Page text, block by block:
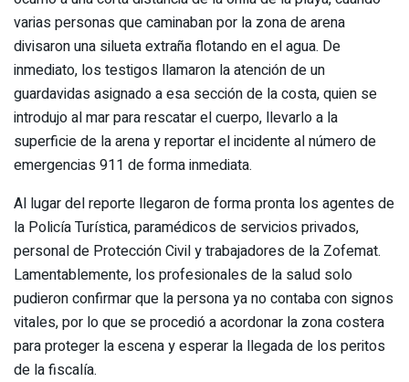
varias personas que caminaban por la zona de arena
divisaron una silueta extraña flotando en el agua. De
inmediato, los testigos llamaron la atención de un
guardavidas asignado a esa sección de la costa, quien se
introdujo al mar para rescatar el cuerpo, llevarlo a la
superficie de la arena y reportar el incidente al número de
emergencias 911 de forma inmediata.
Al lugar del reporte llegaron de forma pronta los agentes de
la Policía Turística, paramédicos de servicios privados,
personal de Protección Civil y trabajadores de la Zofemat.
Lamentablemente, los profesionales de la salud solo
pudieron confirmar que la persona ya no contaba con signos
vitales, por lo que se procedió a acordonar la zona costera
para proteger la escena y esperar la llegada de los peritos
de la fiscalía.